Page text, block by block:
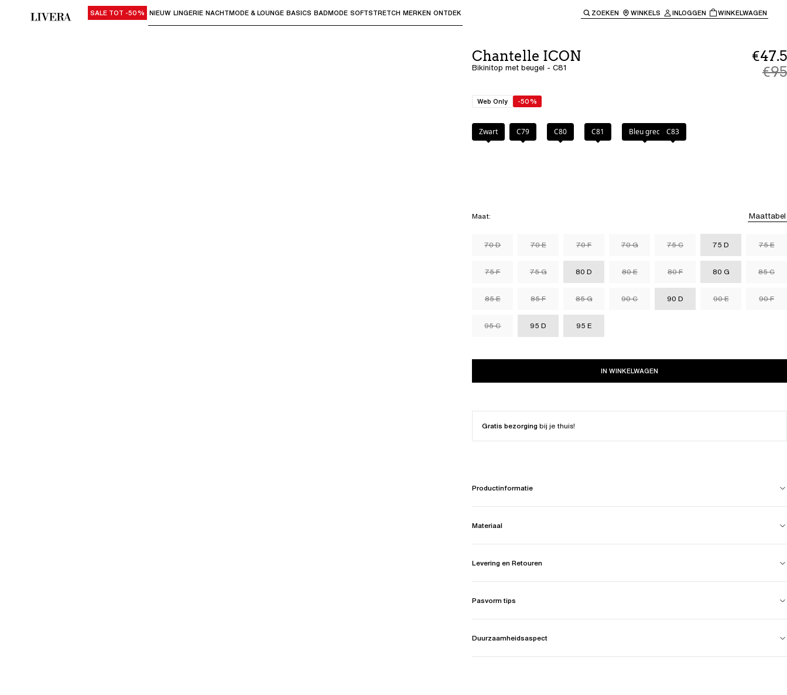
Gebruik "Pijl omlaag" of "Enter" om submenu's te openen en "Pijl omhoog" of "Escape" om terug te keren naar de hoofdnavigatie.
SALE TOT -50% NIEUW LINGERIE NACHTMODE & LOUNGE BASICS BADMODE SOFTSTRETCH MERKEN ONTDEK ZOEKEN WINKELS INLOGGEN WINKELWAGEN
Chantelle ICON
Bikinitop met beugel - C81
€47.5
€95
Web Only -50%
Kleur: C81
Zwart C79 C80 C81 Bleu grec C83
Maat: Maattabel
70 D 70 E 70 F 70 G 75 C 75 D 75 E
75 F 75 G 80 D 80 E 80 F 80 G 85 C
85 E 85 F 85 G 90 C 90 D 90 E 90 F
95 C 95 D 95 E
IN WINKELWAGEN
Gratis bezorgingbij je thuis!
Productinformatie
Materiaal
Levering en Retouren
Pasvorm tips
Duurzaamheidsaspect